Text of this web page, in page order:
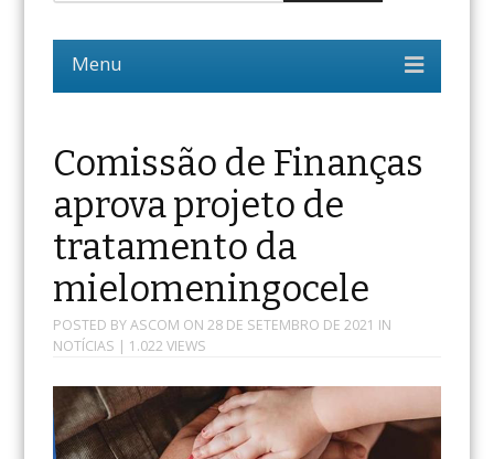
Comissão de Finanças
aprova projeto de
tratamento da
mielomeningocele
POSTED BYASCOM ON 28 DE SETEMBRO DE 2021 IN
NOTÍCIAS | 1.022 VIEWS